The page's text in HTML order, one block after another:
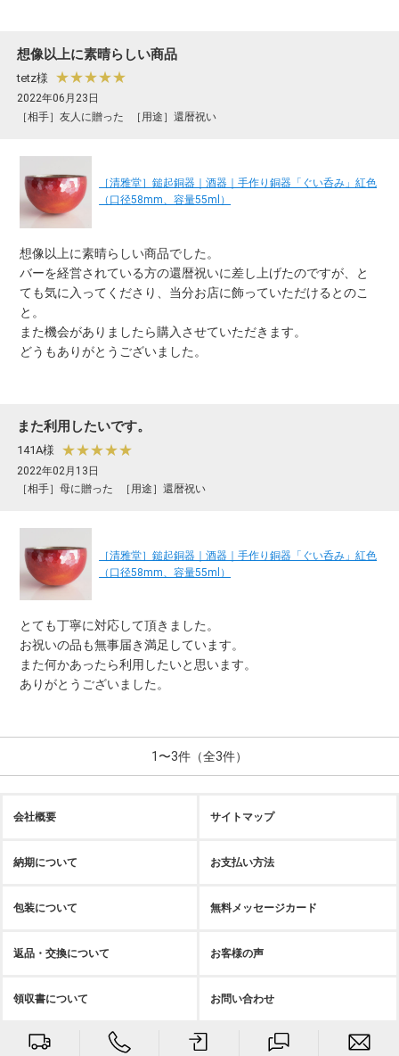
想像以上に素晴らしい商品
tetz様 ★★★★★
2022年06月23日
［相手］友人に贈った
［用途］還暦祝い
［清雅堂］鎚起銅器｜酒器｜手作り銅器「ぐい呑み」紅色
（口径58mm、容量55ml）
想像以上に素晴らしい商品でした。
バーを経営されている方の還暦祝いに差し上げたのですが、と
ても気に入ってくださり、当分お店に飾っていただけるとのこ
と。
また機会がありましたら購入させていただきます。
どうもありがとうございました。
また利用したいです。
141A様 ★★★★★
2022年02月13日
［相手］母に贈った
［用途］還暦祝い
［清雅堂］鎚起銅器｜酒器｜手作り銅器「ぐい呑み」紅色
（口径58mm、容量55ml）
とても丁寧に対応して頂きました。
お祝いの品も無事届き満足しています。
また何かあったら利用したいと思います。
ありがとうございました。
1〜3件（全3件）
会社概要 サイトマップ
納期について お支払い方法
包装について 無料メッセージカード
返品・交換について お客様の声
領収書について お問い合わせ